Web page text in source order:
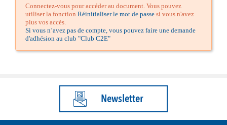
Connectez-vous pour accéder au document. Vous pouvez
utiliser la fonction Réinitialiser le mot de passesi vous n'avez
plus vos accès.
Si vous n’avez pas de compte, vous pouvez faire une demande
d'adhésion au club "Club C2E"
Newsletter